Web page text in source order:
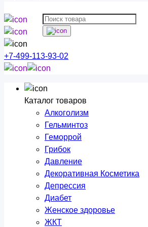
+7-499-113-93-02
Каталог товаров
Алкоголизм
Гельминтоз
Геморрой
Грибок
Давление
Декоративная Косметика
Депрессия
Диабет
Женское здоровье
ЖКТ